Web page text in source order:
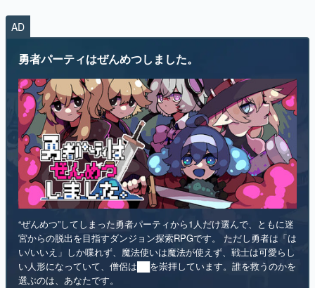
AD
勇者パーティはぜんめつしました。
“ぜんめつ”してしまった勇者パーティから1人だけ選んで、ともに迷
宮からの脱出を目指すダンジョン探索RPGです。 ただし勇者は「は
い/いいえ」しか喋れず、魔法使いは魔法が使えず、戦士は可愛らし
い人形になっていて、僧侶は██を崇拝しています。誰を救うのかを
選ぶのは、あなたです。